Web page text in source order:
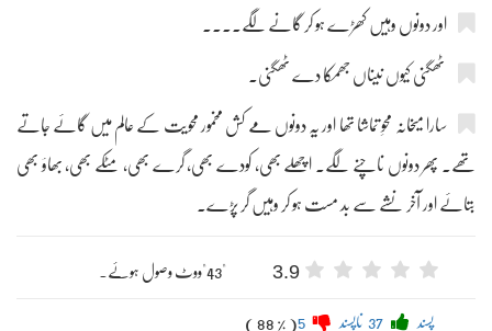
اور دونوں وہیں کھڑے ہو کر گانے لگے....
ٹھگنی کیوں نیناں جھمکا دے ٹھگنی۔
سارا میخانہ محوِ تماشا تھا اور یہ دونوں مے کش مخمور محویت کے عالم میں گائے جاتے
تھے۔ پھر دونوں ناچنے لگے۔ اچھلے بھی، کودے بھی، گرے بھی، مٹکے بھی، بھاؤ بھی
بتائے اور آخر نشے سے بد مست ہو کر وہیں گر پڑے۔
3.9 "43"ووٹ وصول ہوئے۔
پسند ناپسند ( 88 % )